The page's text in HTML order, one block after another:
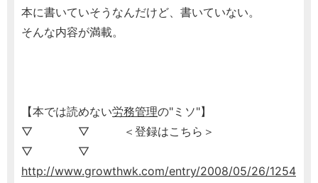
本に書いていそうなんだけど、書いていない。
そんな内容が満載。
【本では読めない労務管理の"ミソ"】
▽ ▽ ＜登録はこちら＞
▽ ▽
http://www.growthwk.com/entry/2008/05/26/1254